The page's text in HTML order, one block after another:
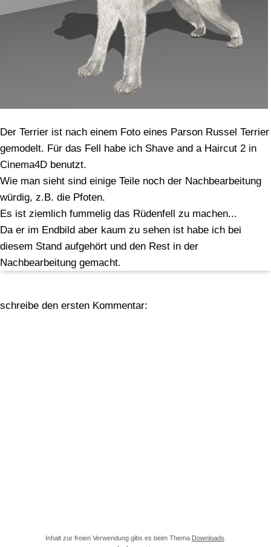
Der Terrier ist nach einem Foto eines Parson Russel Terrier
gemodelt. Für das Fell habe ich Shave and a Haircut 2 in
Cinema4D benutzt.
Wie man sieht sind einige Teile noch der Nachbearbeitung
würdig, z.B. die Pfoten.
Es ist ziemlich fummelig das Rüdenfell zu machen...
Da er im Endbild aber kaum zu sehen ist habe ich bei
diesem Stand aufgehört und den Rest in der
Nachbearbeitung gemacht.
schreibe den ersten Kommentar:
Inhalt zur freien Verwendung gibs es beim Thema Downloads